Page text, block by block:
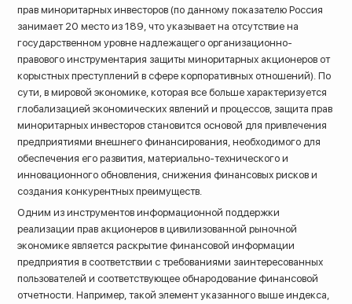
прав миноритарных инвесторов (по данному показателю Россия
занимает 20 место из 189, что указывает на отсутствие на
государственном уровне надлежащего организационно-
правового инструментария защиты миноритарных акционеров от
корыстных преступлений в сфере корпоративных отношений). По
сути, в мировой экономике, которая все больше характеризуется
глобализацией экономических явлений и процессов, защита прав
миноритарных инвесторов становится основой для привлечения
предприятиями внешнего финансирования, необходимого для
обеспечения его развития, материально-технического и
инновационного обновления, снижения финансовых рисков и
создания конкурентных преимуществ.
Одним из инструментов информационной поддержки
реализации прав акционеров в цивилизованной рыночной
экономике является раскрытие финансовой информации
предприятия в соответствии с требованиями заинтересованных
пользователей и соответствующее обнародование финансовой
отчетности. Например, такой элемент указанного выше индекса,